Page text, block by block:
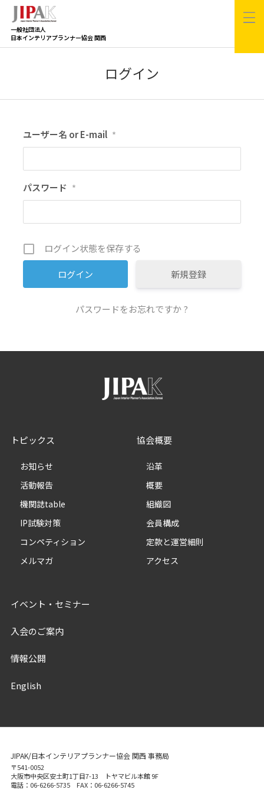
一般社団法人
日本インテリアプランナー協会 関西
ログイン
ユーザー名 or E-mail *
パスワード *
ログイン状態を保存する
新規登録
パスワードをお忘れですか ?
トピックス
お知らせ
活動報告
機関誌table
IP試験対策
コンペティション
メルマガ
協会概要
沿革
概要
組織図
会員構成
定款と運営細則
アクセス
イベント・セミナー
入会のご案内
情報公開
English
JIPAK/日本インテリアプランナー協会 関西 事務局
〒541-0052
大阪市中央区安土町1丁目7-13 トヤマビル本館 9F
電話：06-6266-5735 FAX：06-6266-5745